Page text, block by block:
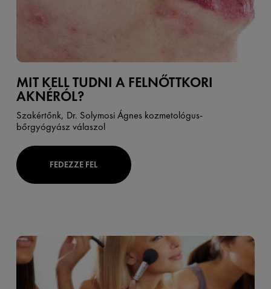
MIT KELL TUDNI A FELNŐTTKORI
AKNÉRÓL?
Szakértőnk, Dr. Solymosi Ágnes kozmetológus-
bőrgyógyász válaszol
FEDEZZE FEL